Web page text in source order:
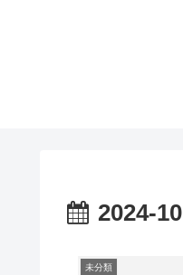
2024-10
未分類